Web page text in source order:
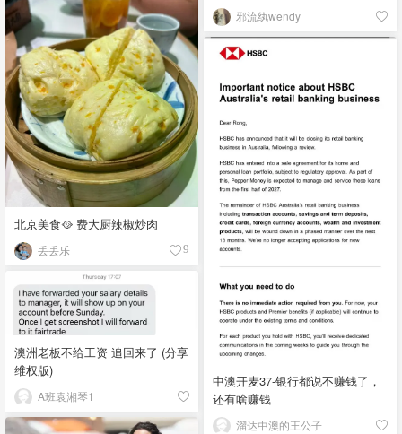
邪流纨wendy
北京美食🥘 费大厨辣椒炒肉
丢丢乐 9
中澳开麦37-银行都说不赚钱了，
还有啥赚钱
溜达中澳的王公子
澳洲老板不给工资 追回来了 (分享
维权版)
A班袁湘琴1